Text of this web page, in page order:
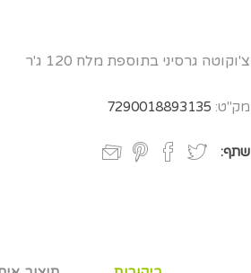
צ'וקוטה גרסיני בתוספת מלח 120 ג'ר
מק"ט: 7290018893135
שתף: